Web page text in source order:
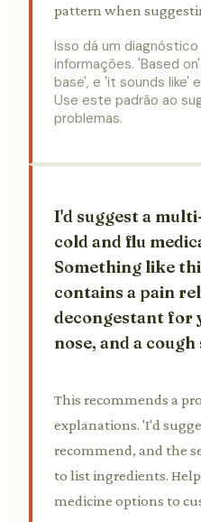
pattern when
Isso dá um
informações. 'Based
base', e 'it sounds like'
Use este padrão ao
problemas.
I'd suggest a
cold and flu
Something like
contains a pain
decongestant for
nose, and a
This recommends a
explanations. 'I'd
recommend, and the
to list ingredients.
medicine options to